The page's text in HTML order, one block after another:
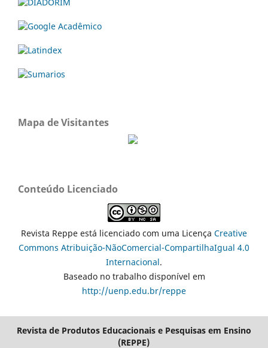
Mapa de Visitantes
Conteúdo Licenciado
Revista Reppe está licenciado com uma Licença Creative
Commons Atribuição-NãoComercial-CompartilhaIgual 4.0
Internacional.
Baseado no trabalho disponível em
http://uenp.edu.br/reppe
Revista de Produtos Educacionais e Pesquisas em Ensino
(REPPE)